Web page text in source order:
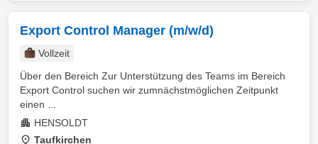
Export Control Manager (m/w/d)
Vollzeit
Über den Bereich Zur Unterstützung des Teams im Bereich
Export Control suchen wir zumnächstmöglichen Zeitpunkt
einen ...
HENSOLDT
Taufkirchen